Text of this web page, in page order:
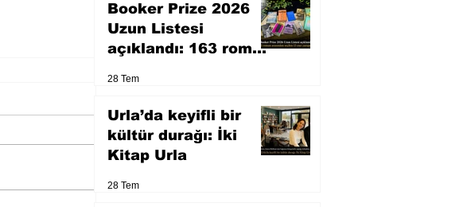
Booker Prize 2026
Uzun Listesi
açıklandı: 163 roman
28 Tem
Urla’da keyifli bir
kültür durağı: İki
Kitap Urla
28 Tem